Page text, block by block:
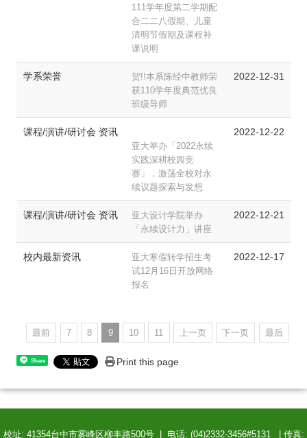
111学年度第二学期配
合二二八假期、儿童
清明节假期及课程补
课说明
学系荣誉
贺!!本系陈经中教师荣
获110学年度典范优良
班级导师
2022-12-31
课程/演讲/研讨会 资讯
亚大举办「2022永续
实践深耕校园竞
赛」，激荡全校对永
续议题探索与发想
2022-12-22
课程/演讲/研讨会 资讯
亚大设计学院举办
「永续设计力」讲座
2022-12-21
校内最新资讯
亚大寒假转学招生考
试12月16日开放网络
报名
2022-12-17
最前 7 8 9 10 11 上一页 下一页 最后
Share Print this page
校址: 41354台中市雾峰区柳丰路500号 | 电话: (04)2332-3456#5131 | 传真: